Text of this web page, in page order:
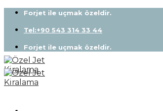
Skip
content
Forjet ile uçmak özeldir.
Tel:+90 543 314 33 44
Forjet ile uçmak özeldir.